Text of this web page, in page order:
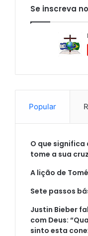
Se inscreva
Popular
O que significa
tome a sua
A lição de Tomé
Sete passos
Justin Bieber
com Deus:
sinto esta